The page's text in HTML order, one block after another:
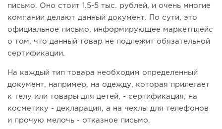
письмо. Оно стоит 1.5-5 тыс. рублей, и очень многие
компании делают данный документ. По сути, это
официальное письмо, информирующее маркетплейс
о том, что данный товар не подлежит обязательной
сертификации.
На каждый тип товара необходим определенный
документ, например, на одежду, которая прилегает
к телу или товары для детей, - сертификация, на
косметику - декларация, а на чехлы для телефонов
и прочую мелочь - отказное письмо.